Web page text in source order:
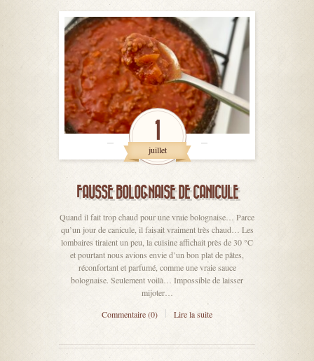
1
juillet
FAUSSE BOLOGNAISE DE CANICULE
Quand il fait trop chaud pour une vraie bolognaise… Parce
qu’un jour de canicule, il faisait vraiment très chaud… Les
lombaires tiraient un peu, la cuisine affichait près de 30 °C
et pourtant nous avions envie d’un bon plat de pâtes,
réconfortant et parfumé, comme une vraie sauce
bolognaise. Seulement voilà… Impossible de laisser
mijoter…
Commentaire (0)
Lire la suite